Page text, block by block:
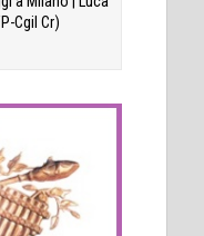
Cgil Cr)